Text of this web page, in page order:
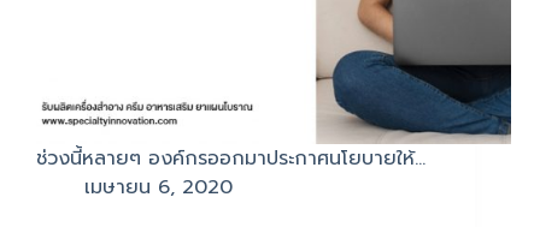
ช่วงนี้หลายๆ องค์กรออกมาประกาศนโยบายให้…
เมษายน 6, 2020